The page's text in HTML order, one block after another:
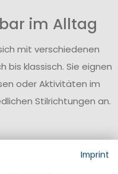
im Alltag
mit verschiedenen
bis klassisch. Sie eignen
oder Aktivitäten im
Stilrichtungen an.
Imprint